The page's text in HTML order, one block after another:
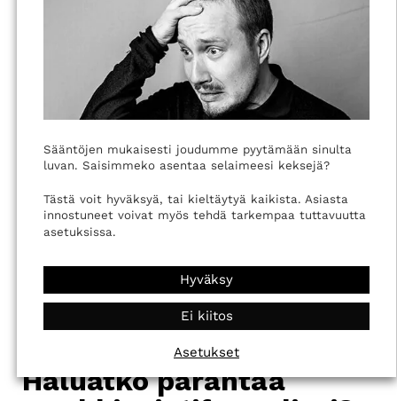
yhteistyötä. Hyödynnättehän te jo
kohdennusta markkinoinnissanne?
Haluatko parantaa
Sääntöjen mukaisesti joudumme pyytämään sinulta
luvan. Saisimmeko asentaa selaimeesi keksejä?
Tästä voit hyväksyä, tai kieltäytyä kaikista. Asiasta
innostuneet voivat myös tehdä tarkempaa tuttavuutta
asetuksissa.
Hyväksy
Ei kiitos
Asetukset